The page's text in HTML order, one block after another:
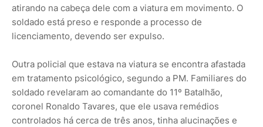
atirando na cabeça dele com a viatura em movimento. O
soldado está preso e responde a processo de
licenciamento, devendo ser expulso.
Outra policial que estava na viatura se encontra afastada
em tratamento psicológico, segundo a PM. Familiares do
soldado revelaram ao comandante do 11º Batalhão,
coronel Ronaldo Tavares, que ele usava remédios
controlados há cerca de três anos, tinha alucinações e